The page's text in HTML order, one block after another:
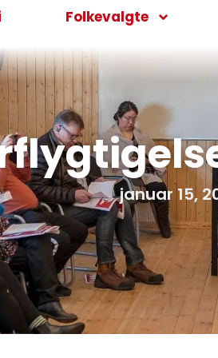
Folkevalgte
januar 15,